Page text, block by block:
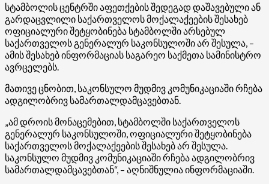
სტამბოლის ცენტრში აფეთქების შედეგად დაშავებული ან
გარდაცვლილი საქართველოს მოქალაქეების შესახებ
ოფიციალური შეტყობინება სტამბოლში არსებულ
საქართველოს გენერალურ საკონსულოში არ შესულა, –
ამის შესახებ ინფორმაციას საგარეო საქმეთა სამინისტრო
ავრცელებს.
მათივე ცნობით, საკონსულო მუდმივ კომუნიკაციაში რჩება
ადგილობრივ სამართალდამცავებთან.
„ამ დროის მონაცემებით, სტამბოლში საქართველოს
გენერალურ საკონსულოში, ოფიციალური შეტყობინება
საქართველოს მოქალაქეების შესახებ არ შესულა.
საკონსულო მუდმივ კომუნიკაციაში რჩება ადგილობრივ
სამართალდამცავებთან“, – აღნიშნულია ინფორმაციაში.